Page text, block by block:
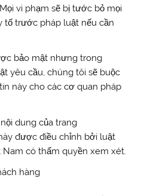
vi phạm sẽ bị tước bỏ mọi
tố trước pháp luật nếu cần
bảo mật nhưng trong
yêu cầu, chúng tôi sẽ buộc
này cho các cơ quan pháp
dung của trang
được điều chỉnh bởi luật
Nam có thẩm quyền xem xét.
hàng